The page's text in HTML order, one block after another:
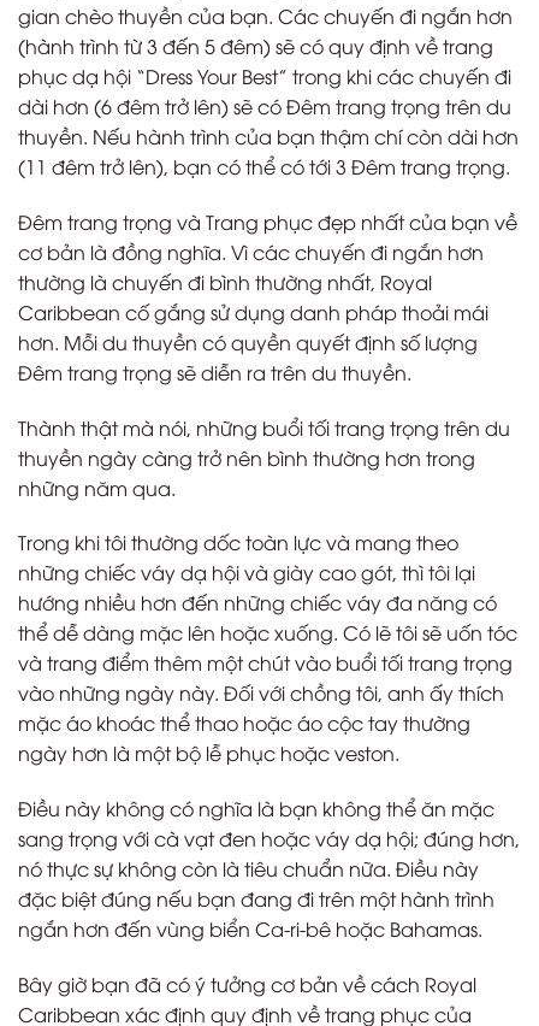
gian chèo thuyền của bạn. Các chuyến đi ngắn hơn
(hành trình từ 3 đến 5 đêm) sẽ có quy định về trang
phục dạ hội “Dress Your Best” trong khi các chuyến đi
dài hơn (6 đêm trở lên) sẽ có Đêm trang trọng trên du
thuyền. Nếu hành trình của bạn thậm chí còn dài hơn
(11 đêm trở lên), bạn có thể có tới 3 Đêm trang trọng.
Đêm trang trọng và Trang phục đẹp nhất của bạn về
cơ bản là đồng nghĩa. Vì các chuyến đi ngắn hơn
thường là chuyến đi bình thường nhất, Royal
Caribbean cố gắng sử dụng danh pháp thoải mái
hơn. Mỗi du thuyền có quyền quyết định số lượng
Đêm trang trọng sẽ diễn ra trên du thuyền.
Thành thật mà nói, những buổi tối trang trọng trên du
thuyền ngày càng trở nên bình thường hơn trong
những năm qua.
Trong khi tôi thường dốc toàn lực và mang theo
những chiếc váy dạ hội và giày cao gót, thì tôi lại
hướng nhiều hơn đến những chiếc váy đa năng có
thể dễ dàng mặc lên hoặc xuống. Có lẽ tôi sẽ uốn tóc
và trang điểm thêm một chút vào buổi tối trang trọng
vào những ngày này. Đối với chồng tôi, anh ấy thích
mặc áo khoác thể thao hoặc áo cộc tay thường
ngày hơn là một bộ lễ phục hoặc veston.
Điều này không có nghĩa là bạn không thể ăn mặc
sang trọng với cà vạt đen hoặc váy dạ hội; đúng hơn,
nó thực sự không còn là tiêu chuẩn nữa. Điều này
đặc biệt đúng nếu bạn đang đi trên một hành trình
ngắn hơn đến vùng biển Ca-ri-bê hoặc Bahamas.
Bây giờ bạn đã có ý tưởng cơ bản về cách Royal
Caribbean xác định quy định về trang phục của